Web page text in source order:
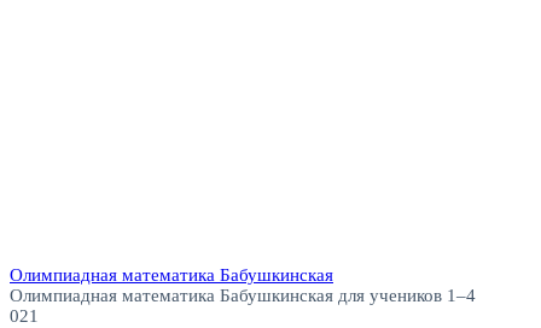
Олимпиадная математика Бабушкинская
Олимпиадная математика Бабушкинская для учеников 1–4
021